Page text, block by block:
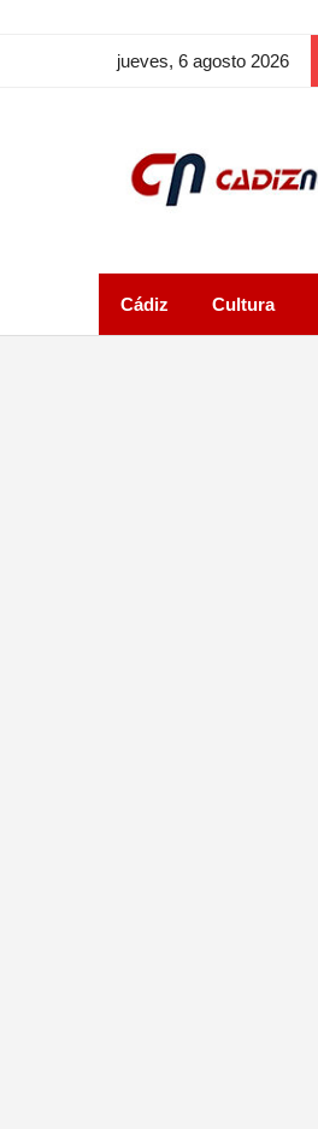
jueves, 6 agosto 2026
Cádiz Cultura